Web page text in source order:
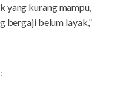
yang kurang mampu,
bergaji belum layak,”